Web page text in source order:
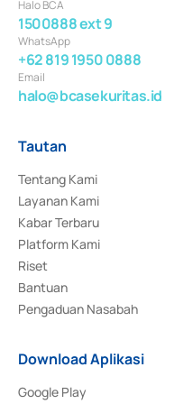
Halo BCA
1500888 ext 9
WhatsApp
+62 819 1950 0888
Email
halo@bcasekuritas.id
Tautan
Tentang Kami
Layanan Kami
Kabar Terbaru
Platform Kami
Riset
Bantuan
Pengaduan Nasabah
Download Aplikasi
Google Play